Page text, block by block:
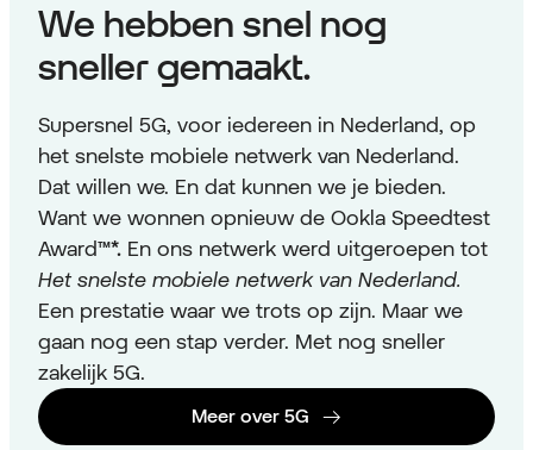
We hebben snel nog
sneller gemaakt.
Supersnel 5G, voor iedereen in Nederland, op
het snelste mobiele netwerk van Nederland.
Dat willen we. En dat kunnen we je bieden.
Want we wonnen opnieuw de Ookla Speedtest
Award™*. En ons netwerk werd uitgeroepen tot
Het snelste mobiele netwerk van Nederland.
Een prestatie waar we trots op zijn. Maar we
gaan nog een stap verder. Met nog sneller
zakelijk 5G.
Meer over 5G